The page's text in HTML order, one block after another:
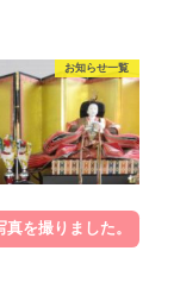
お知らせ一覧
を撮りました。